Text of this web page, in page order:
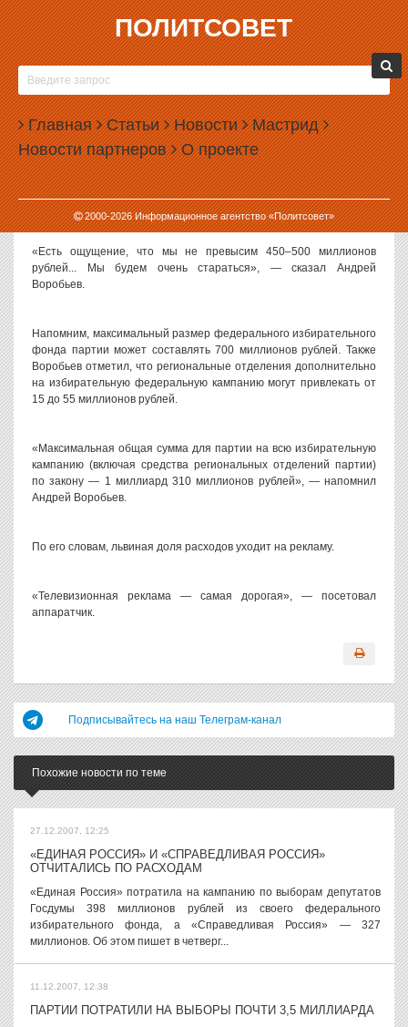
ПОЛИТСОВЕТ
Главная Статьи Новости Мастрид
Новости партнеров О проекте
2000-2026Информационное агентство «Политсовет»
12.10.2011, 14:55
«ЕДИНАЯ РОССИЯ» РАССЧИТЫВАЕТ
УЛОЖИТЬСЯ НА ВЫБОРАХ В ПОЛМИЛЛИАРДА
«Единая Россия» планирует потратить на федеральную
избирательную кампанию из федерального фонда 450–500
миллионов рублей, сообщил РИА «Новости» руководитель
центрального исполнительного комитета «Единой России»
Андрей Воробьев.
«Есть ощущение, что мы не превысим 450–500 миллионов
рублей... Мы будем очень стараться», — сказал Андрей
Воробьев.
Напомним, максимальный размер федерального избирательного
фонда партии может составлять 700 миллионов рублей. Также
Воробьев отметил, что региональные отделения дополнительно
на избирательную федеральную кампанию могут привлекать от
15 до 55 миллионов рублей.
«Максимальная общая сумма для партии на всю избирательную
кампанию (включая средства региональных отделений партии)
по закону — 1 миллиард 310 миллионов рублей», — напомнил
Андрей Воробьев.
По его словам, львиная доля расходов уходит на рекламу.
«Телевизионная реклама — самая дорогая», — посетовал
аппаратчик.
Подписывайтесь на наш Телеграм-канал
Похожие новости по теме
27.12.2007, 12:25
«ЕДИНАЯ РОССИЯ» И «СПРАВЕДЛИВАЯ РОССИЯ»
ОТЧИТАЛИСЬ ПО РАСХОДАМ
«Единая Россия» потратила на кампанию по выборам депутатов
Госдумы 398 миллионов рублей из своего федерального
избирательного фонда, а «Справедливая Россия» — 327
миллионов. Об этом пишет в четверг...
11.12.2007, 12:38
ПАРТИИ ПОТРАТИЛИ НА ВЫБОРЫ ПОЧТИ 3,5 МИЛЛИАРДА